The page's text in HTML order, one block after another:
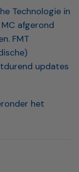
Technologie in
afgerond
FMT
updates
het